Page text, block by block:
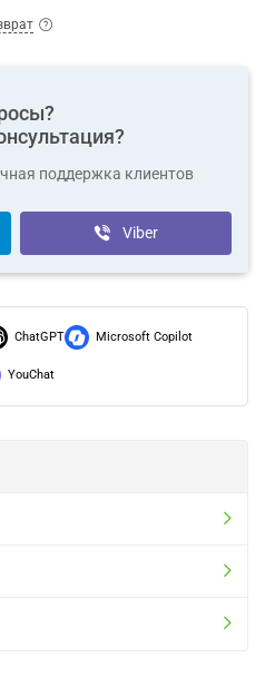
поддержка клиентов
Viber
ChatGPT Microsoft Copilot
YouChat